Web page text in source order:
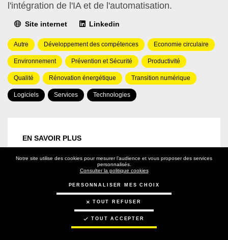
l'intégration de l'IA et de l'automatisation.
Site internet Linkedin
Domaine(s)
d'intervention
Autre Développement des compétences Economie circulaire
Environnement Prévention et Sécurité Productivité
Qualité Rénovation énergétique Transition numérique
Type(s)
de
Logiciels Services Technologies
EN SAVOIR PLUS
Pour connaître le nom du contact
Notre site utilise des cookies pour mesurer l’audience et vous proposer des services
personnalisés.
Consulter la politique cookies
PERSONNALISER MES CHOIX
TOUT REFUSER
TOUT ACCEPTER